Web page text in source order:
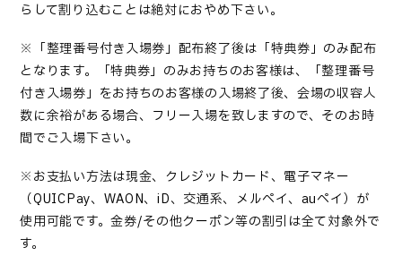
らして割り込むことは絶対におやめ下さい。
※「整理番号付き入場券」配布終了後は「特典券」のみ配布
となります。「特典券」のみお持ちのお客様は、「整理番号
付き入場券」をお持ちのお客様の入場終了後、会場の収容人
数に余裕がある場合、フリー入場を致しますので、そのお時
間でご入場下さい。
※お支払い方法は現金、クレジットカード、電子マネー
（QUICPay、WAON、iD、交通系、メルペイ、auペイ）が
使用可能です。金券/その他クーポン等の割引は全て対象外で
す。